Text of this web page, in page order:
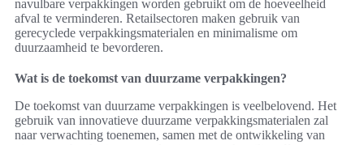
navulbare verpakkingen worden gebruikt om de hoeveelheid
afval te verminderen. Retailsectoren maken gebruik van
gerecyclede verpakkingsmaterialen en minimalisme om
duurzaamheid te bevorderen.
Wat is de toekomst van duurzame verpakkingen?
De toekomst van duurzame verpakkingen is veelbelovend. Het
gebruik van innovatieve duurzame verpakkingsmaterialen zal
naar verwachting toenemen, samen met de ontwikkeling van